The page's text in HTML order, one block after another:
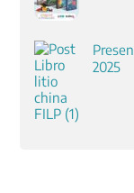
2025